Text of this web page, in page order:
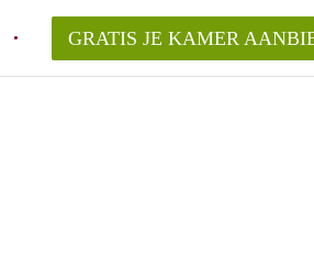
in Leuven, kan dat?
GRATIS JE KAMER